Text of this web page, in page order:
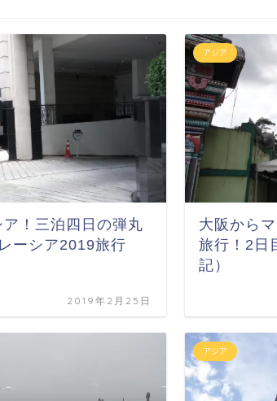
！三泊四日の弾丸
ーシア2019旅行
2019年2月25日
アジア
大阪から
旅行！2日
記）
アジア